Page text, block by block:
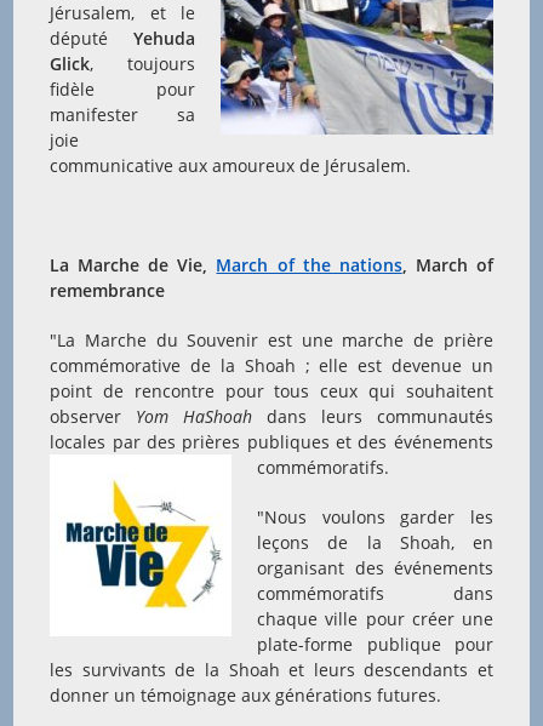
Jérusalem, et le
député Yehuda
Glick, toujours
fidèle pour
manifester sa
joie
communicative aux amoureux de Jérusalem.
La Marche de Vie, March of the nations, March of
remembrance
"La Marche du Souvenir est une marche de prière
commémorative de la Shoah ; elle est devenue un
point de rencontre pour tous ceux qui souhaitent
observer Yom HaShoah dans leurs communautés
locales par des prières publiques et des événements
commémoratifs.
"Nous voulons garder les
leçons de la Shoah, en
organisant des événements
commémoratifs dans
chaque ville pour créer une
plate-forme publique pour
les survivants de la Shoah et leurs descendants et
donner un témoignage aux générations futures.